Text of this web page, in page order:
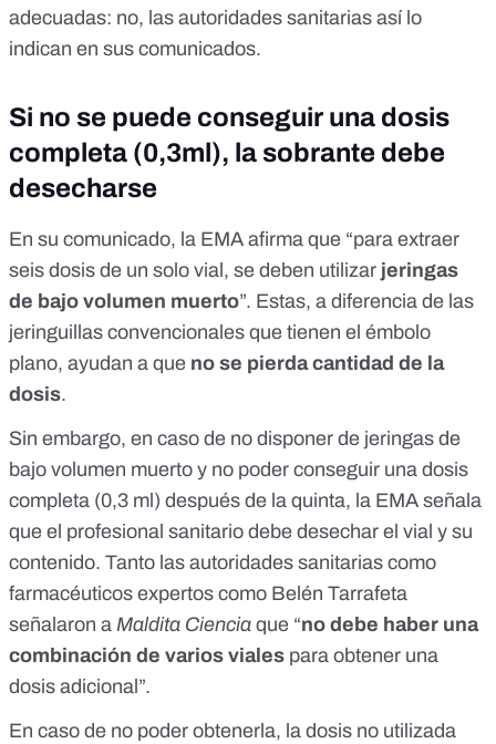
adecuadas: no, las autoridades sanitarias así lo
indican en sus comunicados.
Si no se puede conseguir una dosis
completa (0,3ml), la sobrante debe
desecharse
En su comunicado, la EMA afirma que “para extraer
seis dosis de un solo vial, se deben utilizar jeringas
de bajo volumen muerto”. Estas, a diferencia de las
jeringuillas convencionales que tienen el émbolo
plano, ayudan a que no se pierda cantidad de la
dosis.
Sin embargo, en caso de no disponer de jeringas de
bajo volumen muerto y no poder conseguir una dosis
completa (0,3 ml) después de la quinta, la EMA señala
que el profesional sanitario debe desechar el vial y su
contenido. Tanto las autoridades sanitarias como
farmacéuticos expertos como Belén Tarrafeta
señalaron a Maldita Ciencia que “no debe haber una
combinación de varios viales para obtener una
dosis adicional”.
En caso de no poder obtenerla, la dosis no utilizada